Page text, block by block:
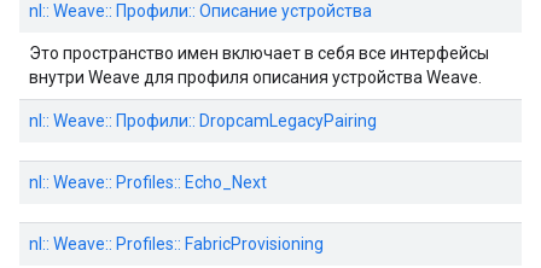
nl:: Weave:: Профили:: Описание устройства
Это пространство имен включает в себя все интерфейсы
внутри Weave для профиля описания устройства Weave.
nl:: Weave:: Профили:: DropcamLegacyPairing
nl:: Weave:: Profiles:: Echo_Next
nl:: Weave:: Profiles:: FabricProvisioning